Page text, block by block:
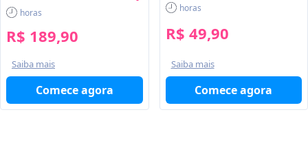
horas
R$ 189,90
Saiba mais
Comece agora
horas
R$ 49,90
Saiba mais
Comece agora